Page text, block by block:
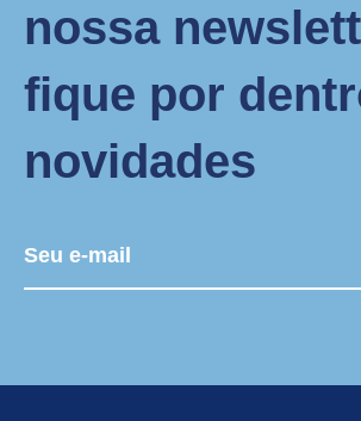
nossa
fique por
novidades